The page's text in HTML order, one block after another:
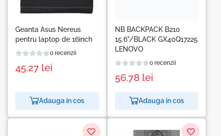
Geanta Asus Nereus
pentru laptop de 16inch
0 recenzii
45.27 lei
Adauga in cos
NB BACKPACK B210
15.6"/BLACK GX40Q17225
LENOVO
0 recenzii
56.78 lei
Adauga in cos